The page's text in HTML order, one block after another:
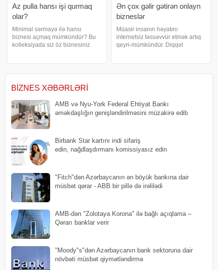
Az pulla hansı işi qurmaq
olar?
Minimal sərmayə ilə hansı
biznesi açmaq mümkündür? Bu
kolleksiyada siz öz biznesiniz
ofis və çoxlu kapital tələb edilmir.
Naharları
Ən çox gəlir gətirən onlayn
bizneslər
Müasir insanın həyatını
internetsiz təssəvvür etmək artıq
qeyri-mümkündür. Diqqət
istehsal edən şirkətin internetdə
BIZNES XƏBƏRLƏRI
AMB və Nyu-York Federal Ehtiyat Bankı
əməkdaşlığın genişləndirilməsini müzakirə edib
Birbank Star kartını indi sifariş
edin, nağdlaşdırmanı komissiyasız edin
"Fitch"dən Azərbaycanın ən böyük bankına dair
müsbət qərar - ABB bir pillə də irəlilədi
AMB-dən "Zolotaya Korona" ilə bağlı açıqlama –
Qərarı banklar verir
"Moody"s"dən Azərbaycanın bank sektoruna dair
növbəti müsbət qiymətləndirmə